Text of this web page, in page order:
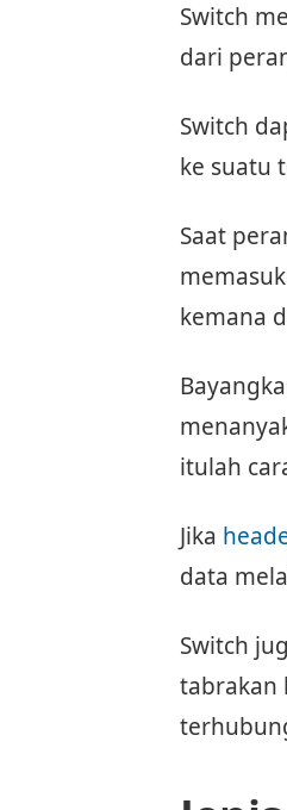
Switch
dari
Switch
ke suatu
Saat
kemana
itulah
Jika
data
Switch
tabrakan